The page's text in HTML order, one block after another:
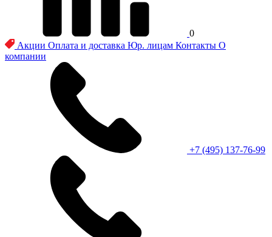
0
Акции Оплата и доставка Юр. лицам Контакты О
компании
+7 (495) 137-76-99